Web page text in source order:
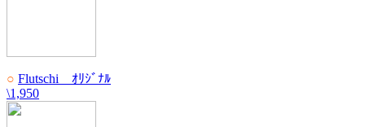
○ Flutschi ｵﾘｼﾞﾅﾙ
\1,950